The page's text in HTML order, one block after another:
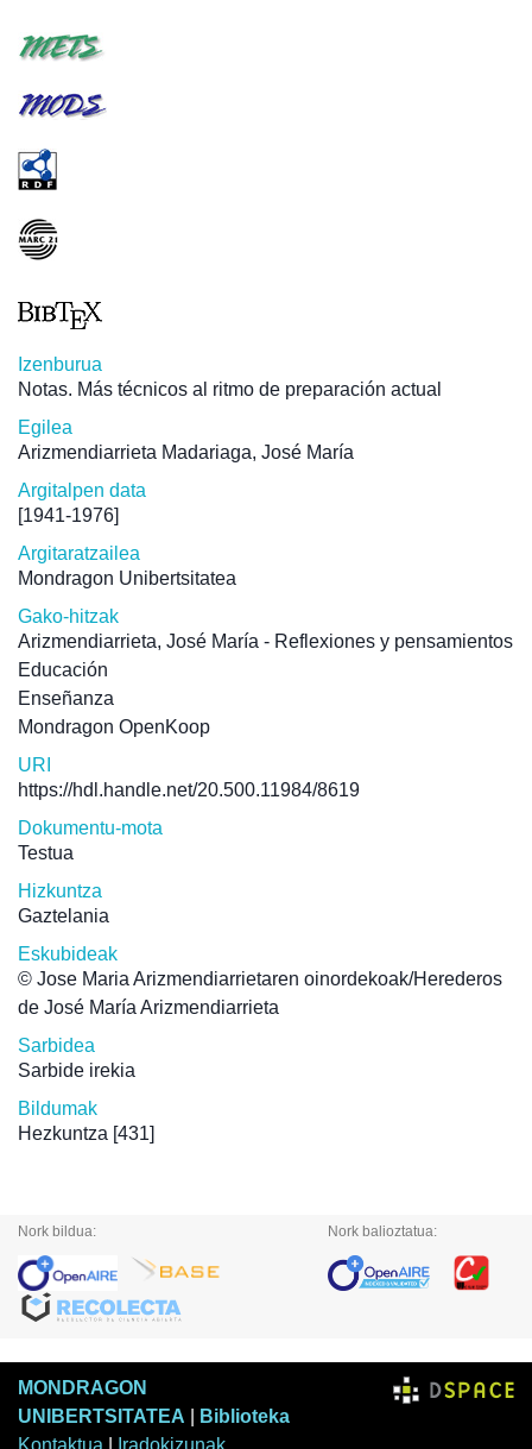
Izenburua
Notas. Más técnicos al ritmo de preparación actual
Egilea
Arizmendiarrieta Madariaga, José María
Argitalpen data
[1941-1976]
Argitaratzailea
Mondragon Unibertsitatea
Gako-hitzak
Arizmendiarrieta, José María - Reflexiones y pensamientos
Educación
Enseñanza
Mondragon OpenKoop
URI
https://hdl.handle.net/20.500.11984/8619
Dokumentu-mota
Testua
Hizkuntza
Gaztelania
Eskubideak
© Jose Maria Arizmendiarrietaren oinordekoak/Herederos
de José María Arizmendiarrieta
Sarbidea
Sarbide irekia
Bildumak
Hezkuntza [431]
Nork bildua: Nork balioztatua:
MONDRAGON
UNIBERTSITATEA
Biblioteka